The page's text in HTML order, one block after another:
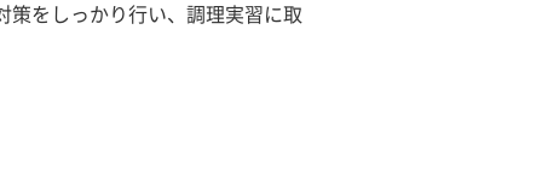
をしっかり行い、調理実習に取